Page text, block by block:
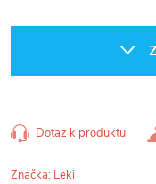
Dotaz k produktu
Značka: Leki